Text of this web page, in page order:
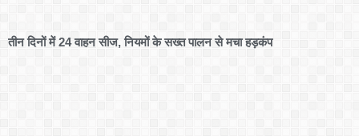
तीन दिनों में 24 वाहन सीज, नियमों के सख्त पालन से मचा हड़कंप